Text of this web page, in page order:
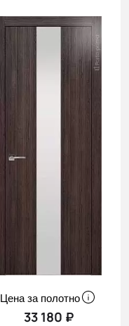
Цена за полотно
33 180 ₽